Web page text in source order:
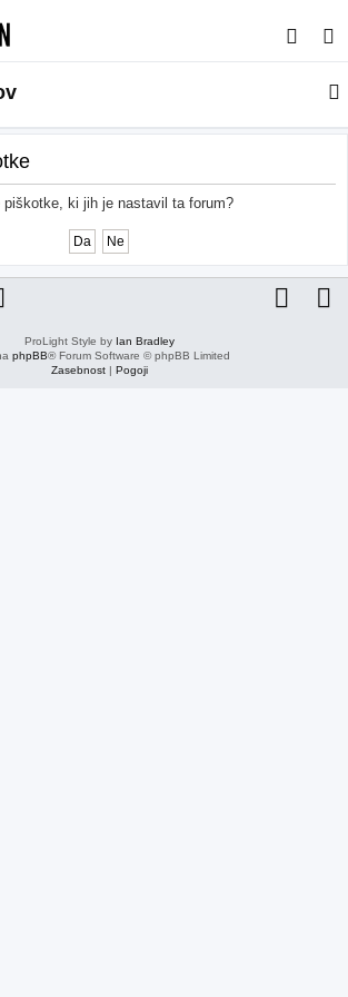
s
a
j
ki jih je nastavil ta forum?
ProLight Style by Ian Bradley
phpBB® Forum Software © phpBB Limited
Zasebnost| Pogoji